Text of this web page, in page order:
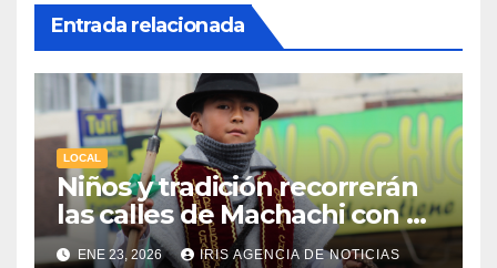
Entrada relacionada
LOCAL
Niños y tradición recorrerán
las calles de Machachi con el
Desfile del Chagra Guagua
ENE 23, 2026 IRIS AGENCIA DE NOTICIAS